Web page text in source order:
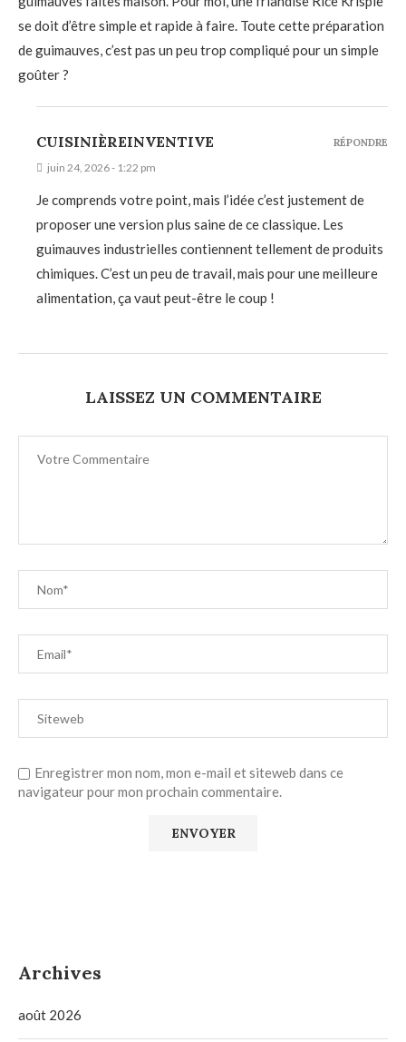
se doit d’être simple et rapide à faire. Toute cette préparation
de guimauves, c’est pas un peu trop compliqué pour un simple
goûter ?
CUISINIÈREINVENTIVE
juin 24, 2026 - 1:22 pm
Je comprends votre point, mais l’idée c’est justement de
proposer une version plus saine de ce classique. Les
guimauves industrielles contiennent tellement de produits
chimiques. C’est un peu de travail, mais pour une meilleure
alimentation, ça vaut peut-être le coup !
RÉPONDRE
LAISSEZ UN COMMENTAIRE
Enregistrer mon nom, mon e-mail et siteweb dans ce
navigateur pour mon prochain commentaire.
Archives
août 2026